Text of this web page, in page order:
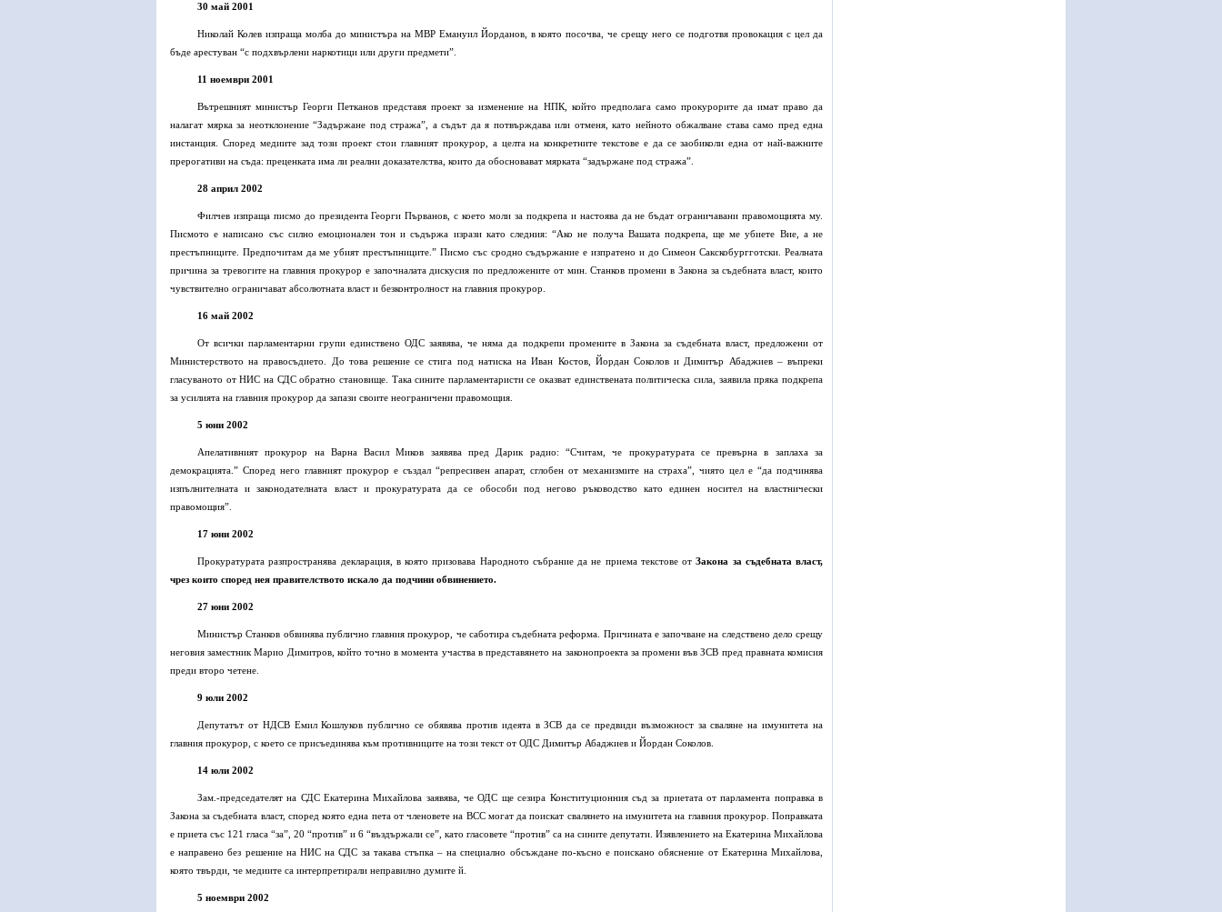
30 май 2001
Николай Колев изпраща молба до министъра на МВР Емануил Йорданов, в която посочва, че срещу него се подготвя провокация с цел да
бъде арестуван “с подхвърлени наркотици или други предмети”.
11 ноември 2001
Вътрешният министър Георги Петканов представя проект за изменение на НПК, който предполага само прокурорите да имат право да
налагат мярка за неотклонение “Задържане под стража”, а съдът да я потвърждава или отменя, като нейното обжалване става само пред една
инстанция. Според медиите зад този проект стои главният прокурор, а целта на конкретните текстове е да се заобиколи една от най-важните
прерогативи на съда: преценката има ли реални доказателства, които да обосновават мярката “задържане под стража”.
28 април 2002
Филчев изпраща писмо до президента Георги Първанов, с което моли за подкрепа и настоява да не бъдат ограничавани правомощията му.
Писмото е написано със силно емоционален тон и съдържа изрази като следния: “Ако не получа Вашата подкрепа, ще ме убиете Вие, а не
престъпниците. Предпочитам да ме убият престъпниците.” Писмо със сродно съдържание е изпратено и до Симеон Сакскобургготски. Реалната
причина за тревогите на главния прокурор е започналата дискусия по предложените от мин. Станков промени в Закона за съдебната власт, които
чувствително ограничават абсолютната власт и безконтролност на главния прокурор.
16 май 2002
От всички парламентарни групи единствено ОДС заявява, че няма да подкрепи промените в Закона за съдебната власт, предложени от
Министерството на правосъдието. До това решение се стига под натиска на Иван Костов, Йордан Соколов и Димитър Абаджиев – въпреки
гласуваното от НИС на СДС обратно становище. Така сините парламентаристи се оказват единствената политическа сила, заявила пряка подкрепа
за усилията на главния прокурор да запази своите неограничени правомощия.
5 юни 2002
Апелативният прокурор на Варна Васил Миков заявява пред Дарик радио: “Считам, че прокуратурата се превърна в заплаха за
демокрацията.” Според него главният прокурор е създал “репресивен апарат, сглобен от механизмите на страха”, чиято цел е “да подчинява
изпълнителната и законодателната власт и прокуратурата да се обособи под негово ръководство като единен носител на властнически
правомощия”.
17 юни 2002
Прокуратурата разпространява декларация, в която призовава Народното събрание да не приема текстове отЗакона за съдебната власт,
чрез които според нея правителството искало да подчини обвинението.
27 юни 2002
Министър Станков обвинява публично главния прокурор, че саботира съдебната реформа. Причината е започване на следствено дело срещу
неговия заместник Марио Димитров, който точно в момента участва в представянето на законопроекта за промени във ЗСВ пред правната комисия
преди второ четене.
9 юли 2002
Депутатът от НДСВ Емил Кошлуков публично се обявява против идеята в ЗСВ да се предвиди възможност за сваляне на имунитета на
главния прокурор, с което се присъединява към противниците на този текст от ОДС Димитър Абаджиев и Йордан Соколов.
14 юли 2002
Зам.-председателят на СДС Екатерина Михайлова заявява, че ОДС ще сезира Конституционния съд за приетата от парламента поправка в
Закона за съдебната власт, според която една пета от членовете на ВСС могат да поискат свалянето на имунитета на главния прокурор. Поправката
е приета със 121 гласа “за”, 20 “против” и 6 “въздържали се”, като гласовете “против” са на сините депутати. Изявлението на Екатерина Михайлова
е направено без решение на НИС на СДС за такава стъпка – на специално обсъждане по-късно е поискано обяснение от Екатерина Михайлова,
която твърди, че медиите са интерпретирали неправилно думите й.
5 ноември 2002